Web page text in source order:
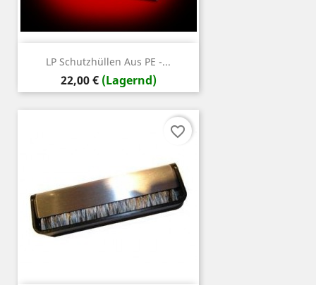
LP Schutzhüllen Aus PE -...
Preis
22,00 € (Lagernd)
favorite_border